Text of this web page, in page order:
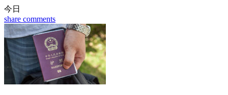
今日
share comments